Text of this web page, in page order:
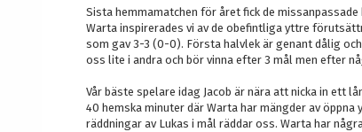
Sista hemmamatchen för året fick de
Warta inspirerades vi av de obefintliga yttre
som gav 3-3 (0-0). Första halvlek är genant dålig
oss lite i andra och bör vinna efter 3 mål men efter
Vår bäste spelare idag Jacob är nära att nicka in ett
40 hemska minuter där Warta har mängder av
räddningar av Lukas i mål räddar oss. Warta har